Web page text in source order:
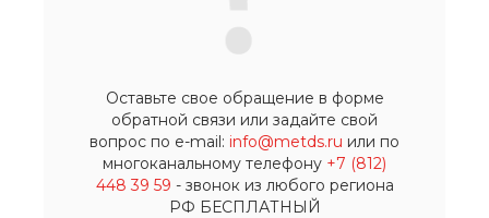
Оставьте свое обращение в форме
обратной связи или задайте свой
вопрос по e-mail: info@metds.ru или по
многоканальному телефону +7 (812)
448 39 59 - звонок из любого региона
РФ БЕСПЛАТНЫЙ